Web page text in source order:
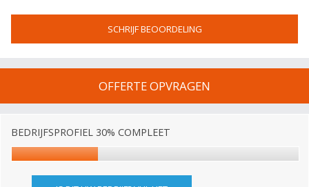
SCHRIJF BEOORDELING
OFFERTE OPVRAGEN
BEDRIJFSPROFIEL 30% COMPLEET